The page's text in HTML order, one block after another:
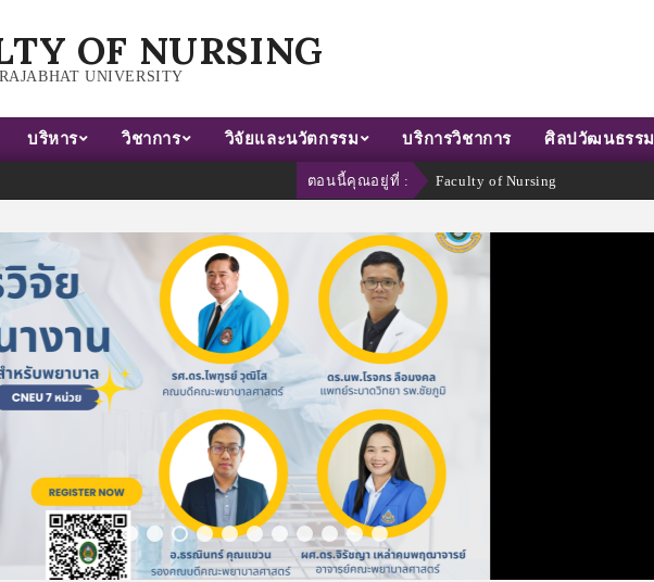
OF NURSING
UNIVERSITY
บริหาร วิชาการ วิจัยและนวัตกรรม บริการวิชาการ ศิลปวัฒนธรรม
ตอนนี้คุณอยู่ที่ : Faculty of Nursing